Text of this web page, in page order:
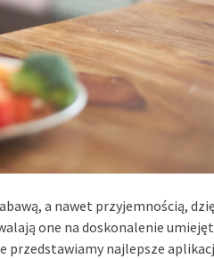
a nawet przyjemnością,
one na doskonalenie
przedstawiamy najlepsze